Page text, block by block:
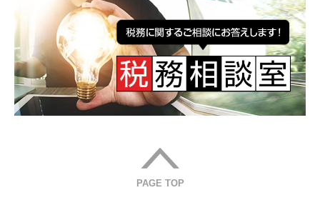
PAGE TOP